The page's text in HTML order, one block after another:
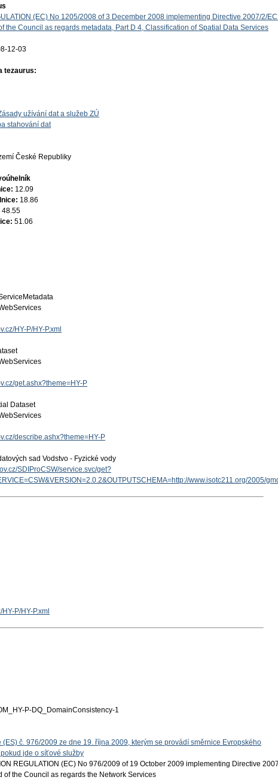
(EC) No 1205/2008 of 3 December 2008 implementing Directive 2007/2/EC
the Council as regards metadata, Part D 4, Classification of Spatial Data Services
12-03
tezaurus:
užívání dat a služeb ZÚ
stahování dat
České Republiky
12.09
18.86
48.55
51.06
HY-P/HY-P.xml
get.ashx?theme=HY-P
Dataset
describe.ashx?theme=HY-P
sad Vodstvo - Fyzické vody
SDIProCSW/service.svc/get?
www.isotc211.org/2005/
P/HY-P.xml
P-DQ_DomainConsistency-1
(ES) č. 976/2009 ze dne 19. října 2009, kterým se provádí směrnice Evropského
jde o síťové služby
REGULATION (EC) No 976/2009 of 19 October 2009 implementing Directive
of the Council as regards the Network Services